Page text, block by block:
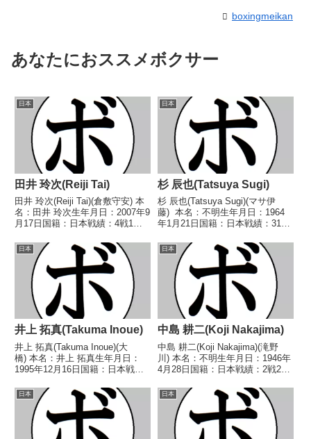
boxingmeikan
あなたにおススメボクサー
日本
田井 玲次(Reiji Tai)
田井 玲次(Reiji Tai)(倉敷守安) 本
名：田井 玲次生年月日：2007年9
月17日国籍：日本戦績：4戦1勝
し 【戦歴】2024/11/24 ●4R判
定 0-3(37-39、37-39、36-4...
日本
杉 辰也(Tatsuya Sugi)
杉 辰也(Tatsuya Sugi)(マサ伊
藤) 本名：不明生年月日：1964
年1月21日国籍：日本戦績：31戦
トル】西部日本フライ級王座第
11代OPBF東洋太平洋スーパーフ
ライ級王座 【戦歴】...
日本
井上 拓真(Takuma Inoue)
井上 拓真(Takuma Inoue)(大
橋) 本名：井上 拓真生年月日：
1995年12月16日国籍：日本戦
イトル】第44代日本スーパーバ
ンタム級王座第35代OPBF東洋太
平洋スーパーフライ級王座第4...
日本
中島 耕二(Koji Nakajima)
中島 耕二(Koji Nakajima)(滝野
川) 本名：不明生年月日：1946年
4月28日国籍：日本戦績：2戦2
歴】1968/06/20 ●3RKO 田辺
広信(ミカド)1968/12/05
●3RKO 土屋...
日本 日本